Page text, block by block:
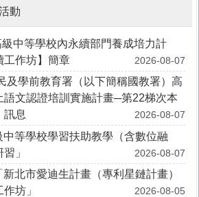
動
級中等學校內永續部門養成培力計
工作坊】簡章
2026-08-07
及學前教育署（以下簡稱國教署）高
語文認證培訓實施計畫─第22梯次本
訊息
2026-08-07
等學校學習扶助教學（含數位融
」
2026-08-07
北市愛迪生計畫（專利星鏈計畫）
坊」
2026-08-05